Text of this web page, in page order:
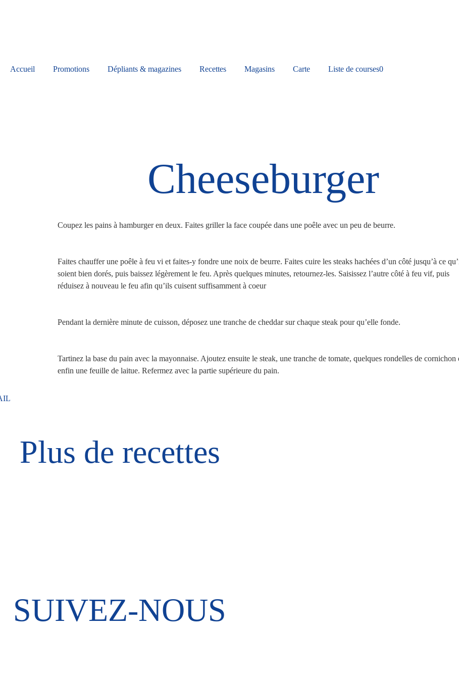
Accueil Promotions Dépliants & magazines Recettes Magasins Carte Liste de courses0
Cheeseburger
Coupez les pains à hamburger en deux. Faites griller la face coupée dans une poêle avec un peu de beurre.
Faites chauffer une poêle à feu vi et faites-y fondre une noix de beurre. Faites cuire les steaks hachées d’un côté jusqu’à ce
soient bien dorés, puis baissez légèrement le feu. Après quelques minutes, retournez-les. Saisissez l’autre côté à feu vif, puis
réduisez à nouveau le feu afin qu’ils cuisent suffisamment à coeur
Pendant la dernière minute de cuisson, déposez une tranche de cheddar sur chaque steak pour qu’elle fonde.
Tartinez la base du pain avec la mayonnaise. Ajoutez ensuite le steak, une tranche de tomate, quelques rondelles de cornichon
enfin une feuille de laitue. Refermez avec la partie supérieure du pain.
Plus de recettes
SUIVEZ-NOUS